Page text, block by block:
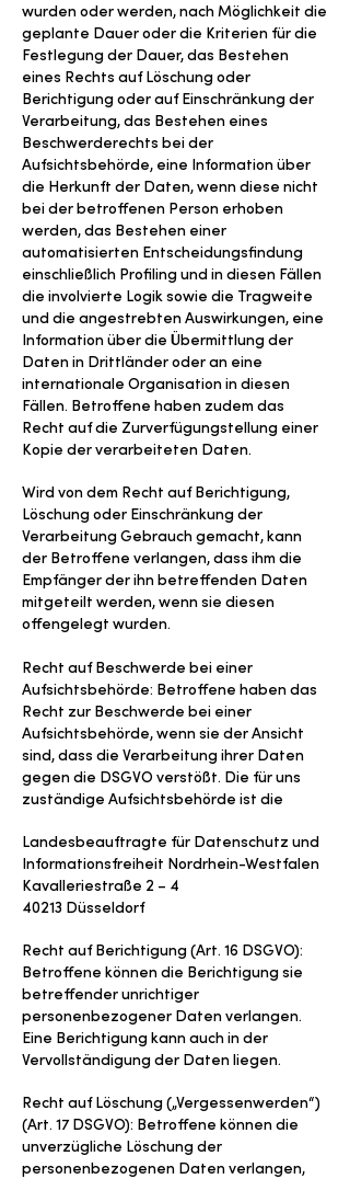
wurden oder werden, nach Möglichkeit die
geplante Dauer oder die Kriterien für die
Festlegung der Dauer, das Bestehen
eines Rechts auf Löschung oder
Berichtigung oder auf Einschränkung der
Verarbeitung, das Bestehen eines
Beschwerderechts bei der
Aufsichtsbehörde, eine Information über
die Herkunft der Daten, wenn diese nicht
bei der betroffenen Person erhoben
werden, das Bestehen einer
automatisierten Entscheidungsfindung
einschließlich Profiling und in diesen Fällen
die involvierte Logik sowie die Tragweite
und die angestrebten Auswirkungen, eine
Information über die Übermittlung der
Daten in Drittländer oder an eine
internationale Organisation in diesen
Fällen. Betroffene haben zudem das
Recht auf die Zurverfügungstellung einer
Kopie der verarbeiteten Daten.
Wird von dem Recht auf Berichtigung,
Löschung oder Einschränkung der
Verarbeitung Gebrauch gemacht, kann
der Betroffene verlangen, dass ihm die
Empfänger der ihn betreffenden Daten
mitgeteilt werden, wenn sie diesen
offengelegt wurden.
Recht auf Beschwerde bei einer
Aufsichtsbehörde: Betroffene haben das
Recht zur Beschwerde bei einer
Aufsichtsbehörde, wenn sie der Ansicht
sind, dass die Verarbeitung ihrer Daten
gegen die DSGVO verstößt. Die für uns
zuständige Aufsichtsbehörde ist die
Landesbeauftragte für Datenschutz und
Informationsfreiheit Nordrhein-Westfalen
Kavalleriestraße 2 – 4
40213 Düsseldorf
Recht auf Berichtigung (Art. 16 DSGVO):
Betroffene können die Berichtigung sie
betreffender unrichtiger
personenbezogener Daten verlangen.
Eine Berichtigung kann auch in der
Vervollständigung der Daten liegen.
Recht auf Löschung („Vergessenwerden“)
(Art. 17 DSGVO): Betroffene können die
unverzügliche Löschung der
personenbezogenen Daten verlangen,